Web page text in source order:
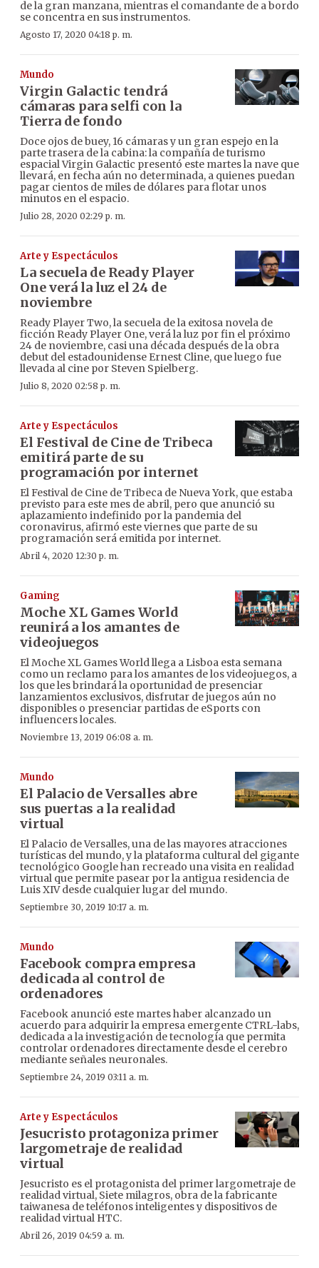
de la gran manzana, mientras el comandante de a bordo
se concentra en sus instrumentos.
Agosto 17, 2020 04:18 p. m.
Mundo
Virgin Galactic tendrá
cámaras para selfi con la
Tierra de fondo
Doce ojos de buey, 16 cámaras y un gran espejo en la
parte trasera de la cabina: la compañía de turismo
espacial Virgin Galactic presentó este martes la nave que
llevará, en fecha aún no determinada, a quienes puedan
pagar cientos de miles de dólares para flotar unos
minutos en el espacio.
Julio 28, 2020 02:29 p. m.
Arte y Espectáculos
La secuela de Ready Player
One verá la luz el 24 de
noviembre
Ready Player Two, la secuela de la exitosa novela de
ficción Ready Player One, verá la luz por fin el próximo
24 de noviembre, casi una década después de la obra
debut del estadounidense Ernest Cline, que luego fue
llevada al cine por Steven Spielberg.
Julio 8, 2020 02:58 p. m.
Arte y Espectáculos
El Festival de Cine de Tribeca
emitirá parte de su
programación por internet
El Festival de Cine de Tribeca de Nueva York, que estaba
previsto para este mes de abril, pero que anunció su
aplazamiento indefinido por la pandemia del
coronavirus, afirmó este viernes que parte de su
programación será emitida por internet.
Abril 4, 2020 12:30 p. m.
Gaming
Moche XL Games World
reunirá a los amantes de
videojuegos
El Moche XL Games World llega a Lisboa esta semana
como un reclamo para los amantes de los videojuegos, a
los que les brindará la oportunidad de presenciar
lanzamientos exclusivos, disfrutar de juegos aún no
disponibles o presenciar partidas de eSports con
influencers locales.
Noviembre 13, 2019 06:08 a. m.
Mundo
El Palacio de Versalles abre
sus puertas a la realidad
virtual
El Palacio de Versalles, una de las mayores atracciones
turísticas del mundo, y la plataforma cultural del gigante
tecnológico Google han recreado una visita en realidad
virtual que permite pasear por la antigua residencia de
Luis XIV desde cualquier lugar del mundo.
Septiembre 30, 2019 10:17 a. m.
Mundo
Facebook compra empresa
dedicada al control de
ordenadores
Facebook anunció este martes haber alcanzado un
acuerdo para adquirir la empresa emergente CTRL-labs,
dedicada a la investigación de tecnología que permita
controlar ordenadores directamente desde el cerebro
mediante señales neuronales.
Septiembre 24, 2019 03:11 a. m.
Arte y Espectáculos
Jesucristo protagoniza primer
largometraje de realidad
virtual
Jesucristo es el protagonista del primer largometraje de
realidad virtual, Siete milagros, obra de la fabricante
taiwanesa de teléfonos inteligentes y dispositivos de
realidad virtual HTC.
Abril 26, 2019 04:59 a. m.